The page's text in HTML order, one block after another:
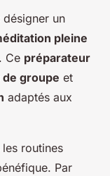
un
pleine
Ce préparateur
groupe et
adaptés aux
les routines
Par